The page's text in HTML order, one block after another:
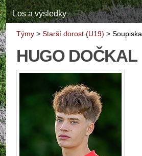
Los a výsledky
Týmy > Starší dorost (U19) > Soupiska
HUGO DOČKAL